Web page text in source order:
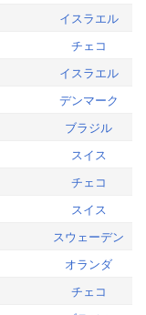
イスラエル
チェコ
イスラエル
デンマーク
ブラジル
スイス
チェコ
スイス
スウェーデン
オランダ
チェコ